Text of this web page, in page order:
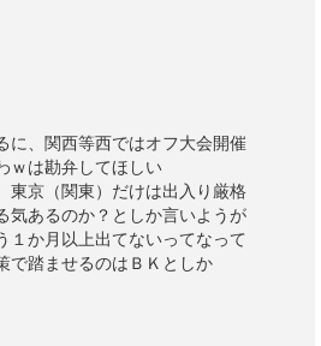
に、関西等西ではオフ大会開催
ｗは勘弁してほしい
東京（関東）だけは出入り厳格
気あるのか？としか言いようが
１か月以上出てないってなって
で踏ませるのはＢＫとしか